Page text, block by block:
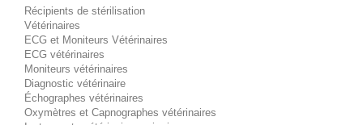
Récipients de stérilisation
Vétérinaires
ECG et Moniteurs Vétérinaires
ECG vétérinaires
Moniteurs vétérinaires
Diagnostic vétérinaire
Échographes vétérinaires
Oxymètres et Capnographes vétérinaires